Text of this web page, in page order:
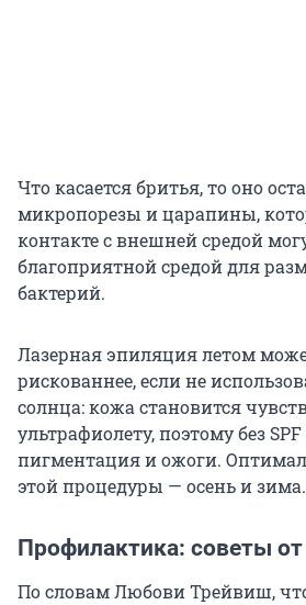
Что касается бритья, то оно
микропорезы и царапины,
контакте с внешней средой
благоприятной средой для
бактерий.
Лазерная эпиляция летом
рискованнее, если не
солнца: кожа становится
ультрафиолету, поэтому без
пигментация и ожоги.
этой процедуры — осень и зима.
Профилактика: советы
По словам Любови Трейвиш,